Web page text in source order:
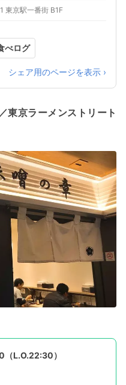
東京駅一番街 B1F
べログ
シェア用のページを表示 ›
東京ラーメンストリート
（L.O.22:30）